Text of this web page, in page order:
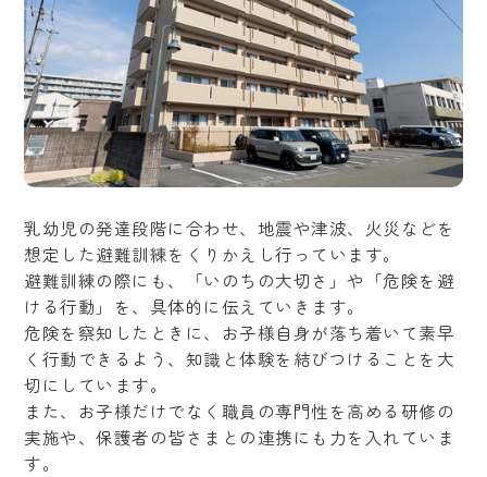
乳幼児の発達段階に合わせ、地震や津波、火災などを
想定した避難訓練をくりかえし行っています。
避難訓練の際にも、「いのちの大切さ」や「危険を避
ける行動」を、具体的に伝えていきます。
危険を察知したときに、お子様自身が落ち着いて素早
く行動できるよう、知識と体験を結びつけることを大
切にしています。
また、お子様だけでなく職員の専門性を高める研修の
実施や、保護者の皆さまとの連携にも力を入れていま
す。